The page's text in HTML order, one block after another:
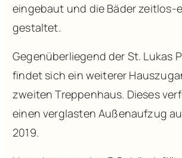
eingebaut und die Bäder zeitlos-
gestaltet.
Gegenüberliegend der St. Lukas
findet sich ein weiterer
zweiten Treppenhaus. Dieses
einen verglasten Außenaufzug
2019.